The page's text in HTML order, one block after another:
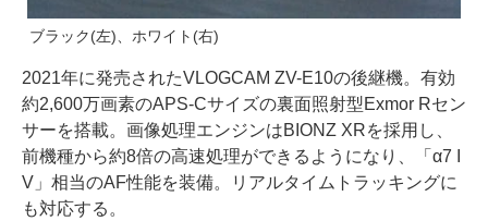
ブラック(左)、ホワイト(右)
2021年に発売されたVLOGCAM ZV-E10の後継機。有効
約2,600万画素のAPS-Cサイズの裏面照射型Exmor Rセン
サーを搭載。画像処理エンジンはBIONZ XRを採用し、
前機種から約8倍の高速処理ができるようになり、「α7 I
V」相当のAF性能を装備。リアルタイムトラッキングに
も対応する。